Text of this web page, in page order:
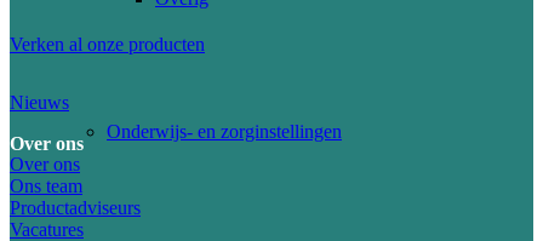
Onderwijs- en zorginstellingen
Verken al onze producten
Nieuws
Over ons
Over ons
Ons team
Productadviseurs
Vacatures